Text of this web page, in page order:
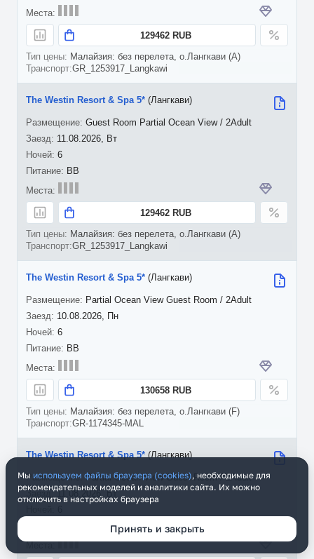
129462 RUB
Малайзия: без перелета, о.Лангкави (A)
GR_1253917_Langkawi
11.08.2026, Вт
6
The Westin Resort & Spa 5* (Лангкави)
Guest Room Partial Ocean View / 2Adult
BB
129462 RUB
Малайзия: без перелета, о.Лангкави (A)
GR_1253917_Langkawi
10.08.2026, Пн
6
The Westin Resort & Spa 5* (Лангкави)
Partial Ocean View Guest Room / 2Adult
BB
130658 RUB
Малайзия: без перелета, о.Лангкави (F)
GR-1174345-MAL
11.08.2026, Вт
The Westin Resort & Spa 5*(Лангкави)
Partial Ocean View Guest Room / 2Adult
Мы используем файлы браузера (cookies), необходимые для
рекомендательных моделей и аналитики сайта. Их можно
отключить в настройках браузера
Принять и закрыть